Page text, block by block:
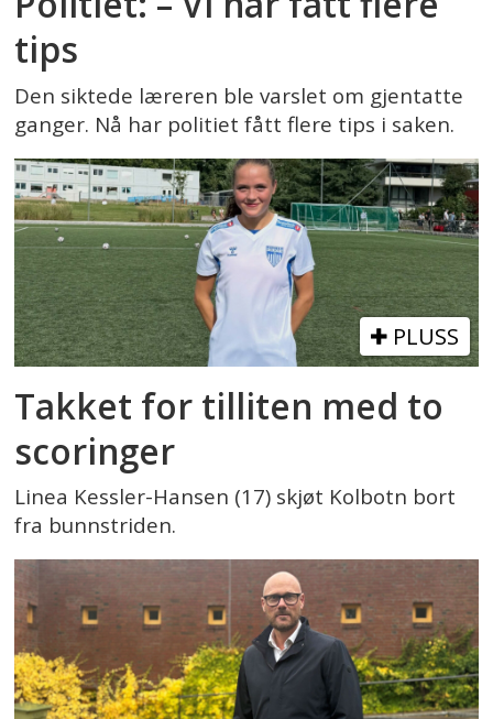
tips
Den siktede læreren ble varslet om gjentatte
ganger. Nå har politiet fått flere tips i saken.
PLUSS
Takket for tilliten med to
scoringer
Linea Kessler-Hansen (17) skjøt Kolbotn bort
fra bunnstriden.